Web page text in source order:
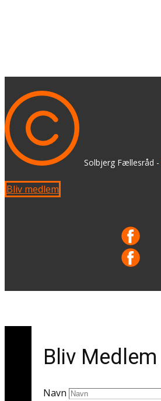
​ Solbjerg Fællesråd -
Bliv medlem
Bliv Medlem
Navn